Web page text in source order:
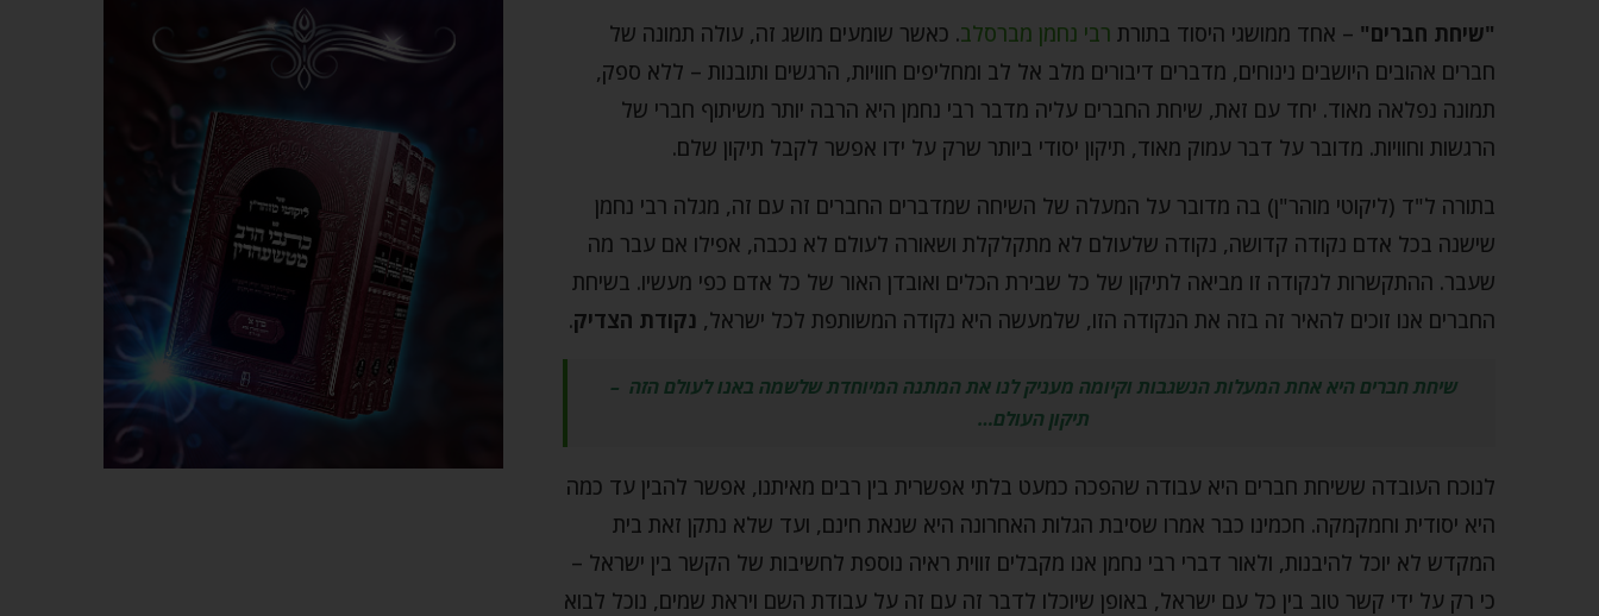
"שיחת חברים" – אחד ממושגי היסוד בתורת רבי נחמן מברסלב. כאשר שומעים מושג זה, עולה תמונה של
חברים אהובים היושבים נינוחים, מדברים דיבורים מלב אל לב ומחליפים חוויות, הרגשים ותובנות – ללא ספק,
תמונה נפלאה מאוד. יחד עם זאת, שיחת החברים עליה מדבר רבי נחמן היא הרבה יותר משיתוף חברי של
הרגשות וחוויות. מדובר על דבר עמוק מאוד, תיקון יסודי ביותר שרק על ידו אפשר לקבל תיקון שלם.
בתורה ל"ד (ליקוטי מוהר"ן) בה מדובר על המעלה של השיחה שמדברים החברים זה עם זה, מגלה רבי נחמן
שישנה בכל אדם נקודה קדושה, נקודה שלעולם לא מתקלקלת ושאורה לעולם לא נכבה, אפילו אם עבר מה
שעבר. ההתקשרות לנקודה זו מביאה לתיקון של כל שבירת הכלים ואובדן האור של כל אדם כפי מעשיו. בשיחת
החברים אנו זוכים להאיר זה בזה את הנקודה הזו, שלמעשה היא נקודה המשותפת לכל ישראל, נקודת הצדיק.
שיחת חברים היא אחת המעלות הנשגבות וקיומה מעניק לנו את המתנה המיוחדת שלשמה באנו לעולם הזה –
תיקון העולם…
לנוכח העובדה ששיחת חברים היא עבודה שהפכה כמעט בלתי אפשרית בין רבים מאיתנו, אפשר להבין עד כמה
היא יסודית וחמקמקה. חכמינו כבר אמרו שסיבת הגלות האחרונה היא שנאת חינם, ועד שלא נתקן זאת בית
המקדש לא יוכל להיבנות, ולאור דברי רבי נחמן אנו מקבלים זווית ראיה נוספת לחשיבות של הקשר בין ישראל –
כי רק על ידי קשר טוב בין כל עם ישראל, באופן שיוכלו לדבר זה עם זה על עבודת השם ויראת שמים, נוכל לבוא